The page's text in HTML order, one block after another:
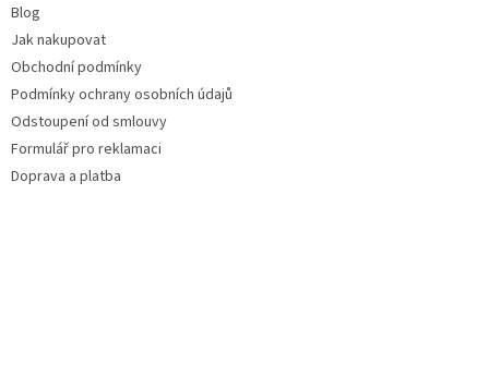
Blog
Jak nakupovat
Obchodní podmínky
Podmínky ochrany osobních údajů
Odstoupení od smlouvy
Formulář pro reklamaci
Doprava a platba